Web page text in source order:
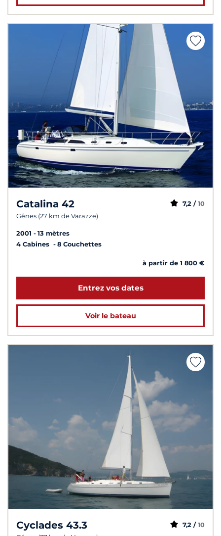
Catalina 42
Gênes (27 km de Varazze)
7,2 / 10
2001
13 mètres
4 Cabines
8 Couchettes
à partir de 1 800 €
Entrez vos dates
Voir le bateau
Cyclades 43.3 7,2 / 10